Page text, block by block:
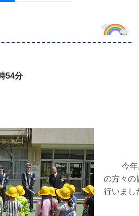
54分
今年度
の方々の
行いまし